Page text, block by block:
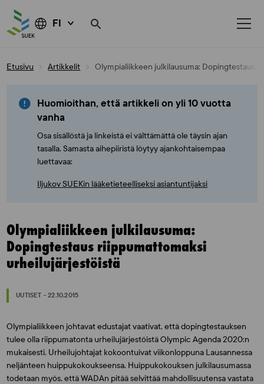
FI
Etusivu Artikkelit Olympialiikkeen julkilausuma: Dopingtestaus
Huomioithan, että artikkeli on yli 10 vuotta
vanha
Osa sisällöstä ja linkeistä ei välttämättä ole täysin ajan
tasalla. Samasta aihepiiristä löytyy ajankohtaisempaa
luettavaa:
Iljukov SUEKin lääketieteelliseksi asiantuntijaksi
Olympialiikkeen julkilausuma:
Dopingtestaus riippumattomaksi
urheilujärjestöistä
UUTISET - 22.10.2015
Olympialiikkeen johtavat edustajat vaativat, että dopingtestauksen
tulee olla riippumatonta urheilujärjestöistä Olympic Agenda 2020:n
mukaisesti. Urheilujohtajat kokoontuivat viikonloppuna Lausannessa
neljänteen huippukokoukseensa. Huippukokouksen julkilausumassa
todetaan myös, että WADAn pitää selvittää mahdollisuutensa vastata